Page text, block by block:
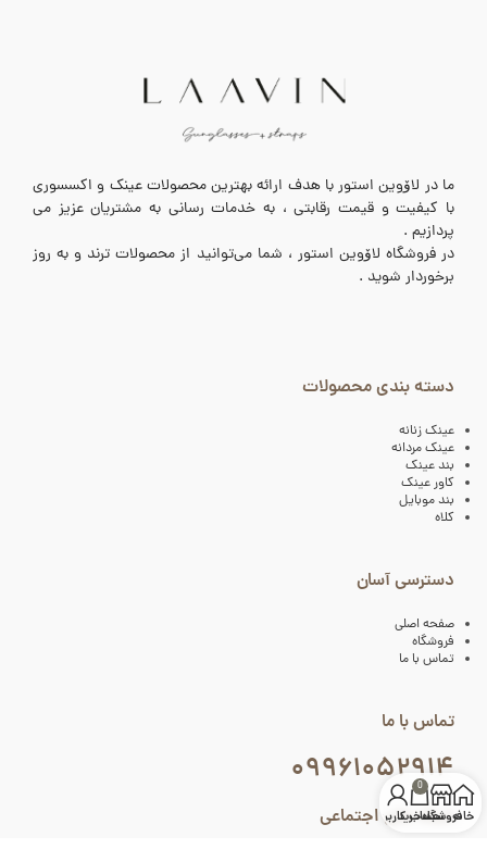
ما در لاۆوین استور با هدف ارائه بهترین محصولات عینک و اکسسوری
با کیفیت و قیمت رقابتی ، به خدمات رسانی به مشتریان عزیز می
پردازیم .
در فروشگاه لاۆوین استور ، شما می‌توانید از محصولات ترند و به روز
برخوردار شوید .
دسته بندی محصولات
عینک زنانه
عینک مردانه
بند عینک
کاور عینک
بند موبایل
کلاه
دسترسی آسان
صفحه اصلی
فروشگاه
تماس با ما
تماس با ما
۰۹۹۶۱۰۵۲۹۱۴
شبکه های اجتماعیخانهفروشگاه
0
سبد خرید
حساب کاربری من